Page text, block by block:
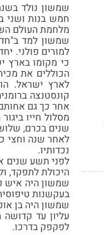
חמש בנות ושני
מלחמת העולם
שמשון למד
למורים פולני.
הכוללים את
קונסטנצה
אחר כך גם
מסלול חייו
שנים בכרם,
לאחר שנה וחצי
נכדותיו.
לפני תשע שנים
היכולת לתפקד,
שמשון היה איש
בעקשנות
שמשון היה בן
עליון עד
לפקפק בדרכו.